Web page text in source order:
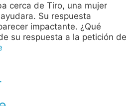
cerca de Tiro, una mujer
Su respuesta
impactante. ¿Qué
su respuesta a la petición de